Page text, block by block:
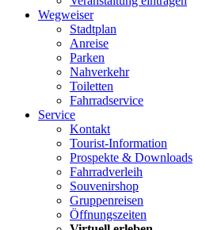
Wegweiser
Stadtplan
Anreise
Parken
Nahverkehr
Toiletten
Fahrradservice
Service
Kontakt
Tourist-Information
Prospekte & Downloads
Fahrradverleih
Souvenirshop
Gruppenreisen
Öffnungszeiten